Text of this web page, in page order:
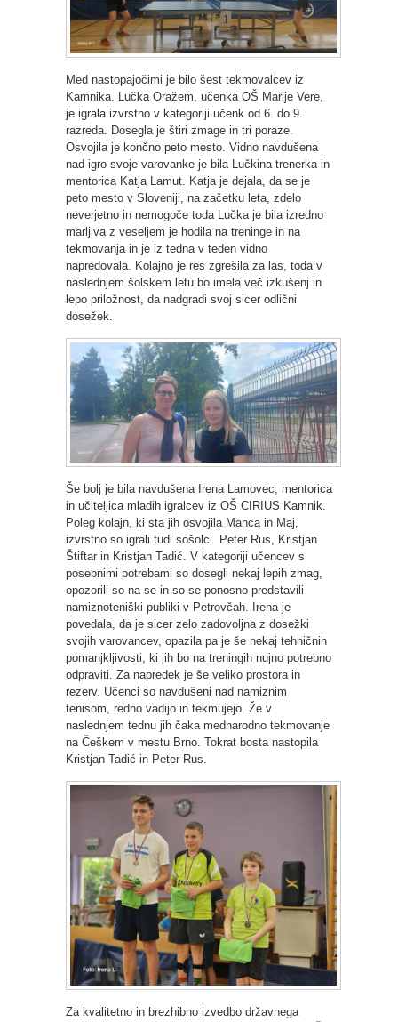
Med nastopajočimi je bilo šest tekmovalcev iz
Kamnika. Lučka Oražem, učenka OŠ Marije Vere,
je igrala izvrstno v kategoriji učenk od 6. do 9.
razreda. Dosegla je štiri zmage in tri poraze.
Osvojila je končno peto mesto. Vidno navdušena
nad igro svoje varovanke je bila Lučkina trenerka in
mentorica Katja Lamut. Katja je dejala, da se je
peto mesto v Sloveniji, na začetku leta, zdelo
neverjetno in nemogoče toda Lučka je bila izredno
marljiva z veseljem je hodila na treninge in na
tekmovanja in je iz tedna v teden vidno
napredovala. Kolajno je res zgrešila za las, toda v
naslednjem šolskem letu bo imela več izkušenj in
lepo priložnost, da nadgradi svoj sicer odlični
dosežek.
Še bolj je bila navdušena Irena Lamovec, mentorica
in učiteljica mladih igralcev iz OŠ CIRIUS Kamnik.
Poleg kolajn, ki sta jih osvojila Manca in Maj,
izvrstno so igrali tudi sošolci Peter Rus, Kristjan
Štiftar in Kristjan Tadić. V kategoriji učencev s
posebnimi potrebami so dosegli nekaj lepih zmag,
opozorili so na se in so se ponosno predstavili
namiznoteniški publiki v Petrovčah. Irena je
povedala, da je sicer zelo zadovoljna z dosežki
svojih varovancev, opazila pa je še nekaj tehničnih
pomanjkljivosti, ki jih bo na treningih nujno potrebno
odpraviti. Za napredek je še veliko prostora in
rezerv. Učenci so navdušeni nad namiznim
tenisom, redno vadijo in tekmujejo. Že v
naslednjem tednu jih čaka mednarodno tekmovanje
na Češkem v mestu Brno. Tokrat bosta nastopila
Kristjan Tadić in Peter Rus.
Za kvalitetno in brezhibno izvedbo državnega